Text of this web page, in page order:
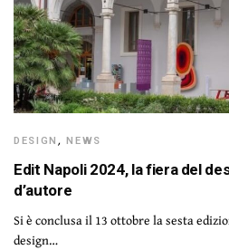
DESIGN ,NEWS
Edit Napoli 2024, la fiera del
d’autore
Si è conclusa il 13 ottobre la sesta
design…